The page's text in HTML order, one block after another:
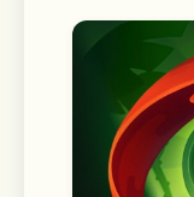
■ See
Chat
Discover